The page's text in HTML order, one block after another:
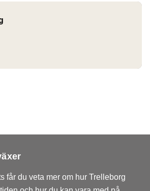
får du veta mer om hur Trelleborg